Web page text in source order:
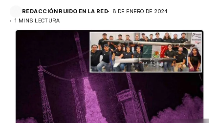
REDACCIÓN RUIDO EN LA RED
8 DE ENERO DE 2024
1 MINS LECTURA